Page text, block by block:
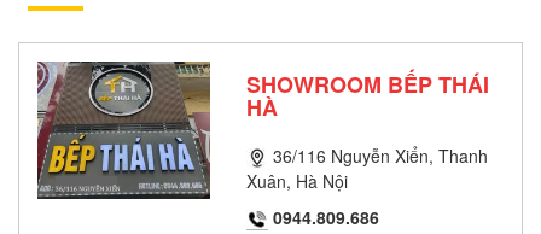
SHOWROOM BẾP THÁI
HÀ
36/116 Nguyễn Xiển, Thanh
Xuân, Hà Nội
0944.809.686